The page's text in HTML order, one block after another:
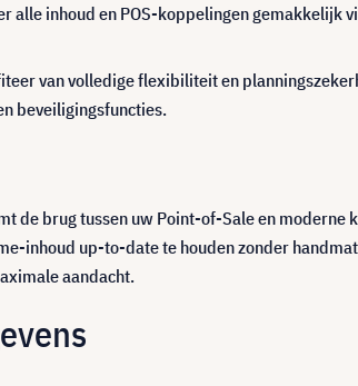
alle inhoud en POS-koppelingen gemakkelijk
van volledige flexibiliteit en
beveiligingsfuncties.
de brug tussen uw Point-of-Sale en moderne
inhoud up-to-date te houden zonder
aandacht.